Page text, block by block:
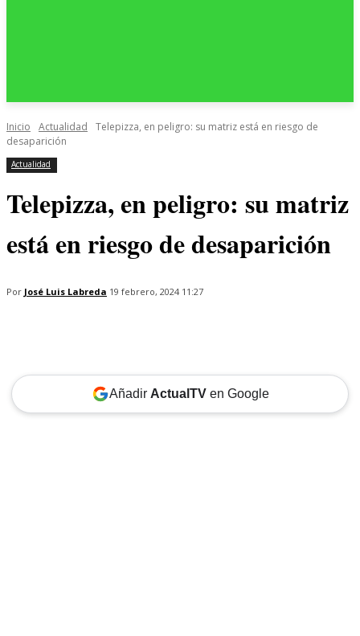
Inicio Actualidad
Telepizza, en peligro: su matriz está en riesgo de
desaparición
Actualidad
Telepizza, en peligro: su matriz
está en riesgo de desaparición
Por José Luis Labreda 19 febrero, 2024 11:27
Añadir ActualTVen Google